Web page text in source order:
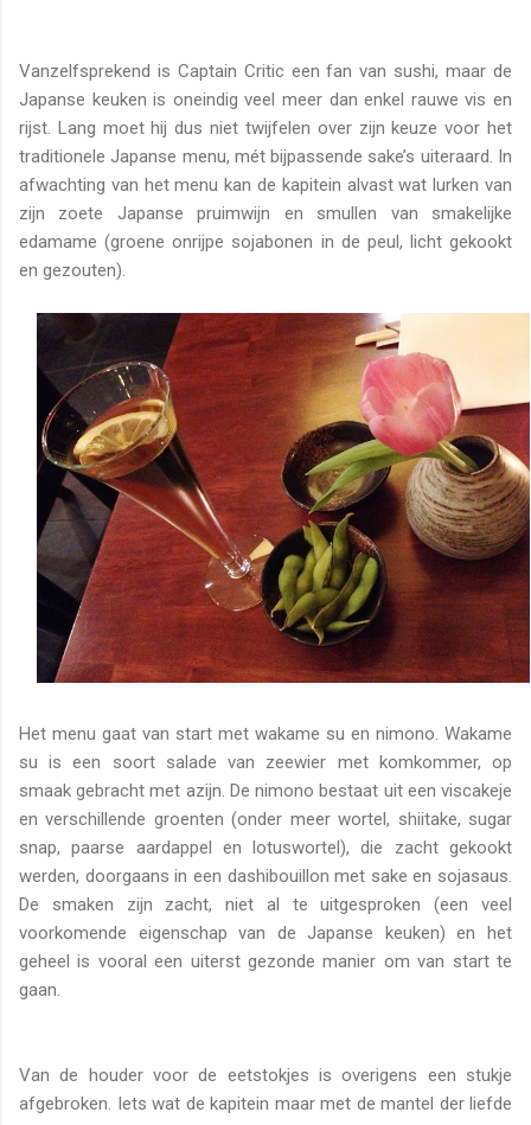
Vanzelfsprekend is Captain Critic een fan van sushi, maar de
Japanse keuken is oneindig veel meer dan enkel rauwe vis en
rijst. Lang moet hij dus niet twijfelen over zijn keuze voor het
traditionele Japanse menu, mét bijpassende sake’s uiteraard. In
afwachting van het menu kan de kapitein alvast wat lurken van
zijn zoete Japanse pruimwijn en smullen van smakelijke
edamame (groene onrijpe sojabonen in de peul, licht gekookt
en gezouten).
Het menu gaat van start met wakame su en nimono. Wakame
su is een soort salade van zeewier met komkommer, op
smaak gebracht met azijn. De nimono bestaat uit een viscakeje
en verschillende groenten (onder meer wortel, shiitake, sugar
snap, paarse aardappel en lotuswortel), die zacht gekookt
werden, doorgaans in een dashibouillon met sake en sojasaus.
De smaken zijn zacht, niet al te uitgesproken (een veel
voorkomende eigenschap van de Japanse keuken) en het
geheel is vooral een uiterst gezonde manier om van start te
gaan.
Van de houder voor de eetstokjes is overigens een stukje
afgebroken. Iets wat de kapitein maar met de mantel der liefde